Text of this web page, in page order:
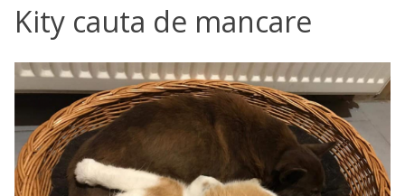
Kity cauta de mancare